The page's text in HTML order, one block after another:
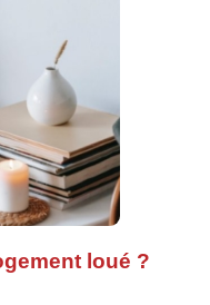
loué ?